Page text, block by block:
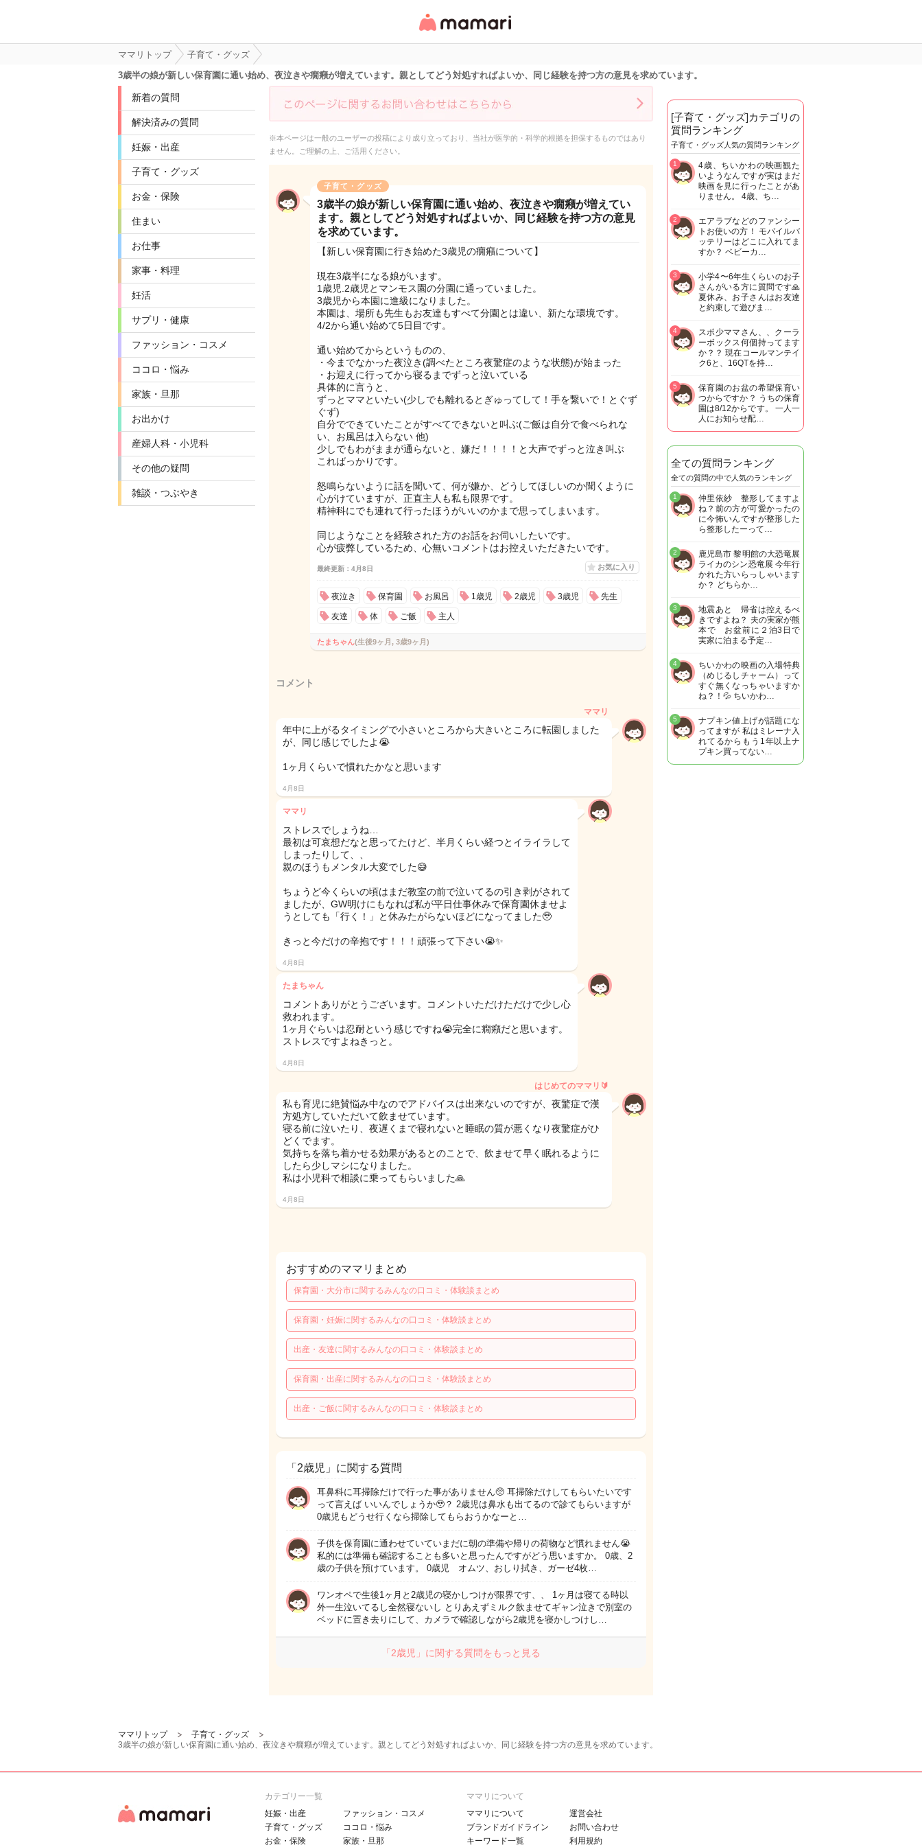
リ・情報サイト
ママリトップ
子育て・グッズ
3歳半の娘が新しい保育園に通い始め、夜泣きや癇癪が増えています。親としてどう対処すればよいか、同じ経験を持つ方の意見を求めています。
新着の質問
解決済みの質問
妊娠・出産
子育て・グッズ
お金・保険
住まい
お仕事
家事・料理
妊活
サプリ・健康
ファッション・コスメ
ココロ・悩み
家族・旦那
お出かけ
産婦人科・小児科
その他の疑問
雑談・つぶやき
※本ページは一般のユーザーの投稿により成り立っており、当社が医学的・科学的根拠を担保するものではあり
ません。ご理解の上、ご活用ください。
子育て・グッズ
3歳半の娘が新しい保育園に通い始め、夜泣きや癇癪が増えてい
ます。親としてどう対処すればよいか、同じ経験を持つ方の意見
を求めています。
【新しい保育園に行き始めた3歳児の癇癪について】
現在3歳半になる娘がいます。
1歳児.2歳児とマンモス園の分園に通っていました。
3歳児から本園に進級になりました。
本園は、場所も先生もお友達もすべて分園とは違い、新たな環境です。
4/2から通い始めて5日目です。
通い始めてからというものの、
・今までなかった夜泣き(調べたところ夜驚症のような状態)が始まった
・お迎えに行ってから寝るまでずっと泣いている
具体的に言うと、
ずっとママといたい(少しでも離れるとぎゅってして！手を繋いで！とぐず
ぐず)
自分でできていたことがすべてできないと叫ぶ(ご飯は自分で食べられな
い、お風呂は入らない 他)
少しでもわがままが通らないと、嫌だ！！！！と大声でずっと泣き叫ぶ
こればっかりです。
怒鳴らないように話を聞いて、何が嫌か、どうしてほしいのか聞くように
心がけていますが、正直主人も私も限界です。
精神科にでも連れて行ったほうがいいのかまで思ってしまいます。
同じようなことを経験された方のお話をお伺いしたいです。
心が疲弊しているため、心無いコメントはお控えいただきたいです。
最終更新：4月8日 お気に入り
夜泣き 保育園 お風呂 1歳児 2歳児 3歳児 先生
友達 体 ご飯 主人
たまちゃん(生後9ヶ月, 3歳9ヶ月)
コメント
ママリ
年中に上がるタイミングで小さいところから大きいところに転園しました
が、同じ感じでしたよ😭
1ヶ月くらいで慣れたかなと思います
4月8日
ママリ
ストレスでしょうね…
最初は可哀想だなと思ってたけど、半月くらい経つとイライラして
しまったりして、、
親のほうもメンタル大変でした😅
ちょうど今くらいの頃はまだ教室の前で泣いてるの引き剥がされて
ましたが、GW明けにもなれば私が平日仕事休みで保育園休ませよ
うとしても「行く！」と休みたがらないほどになってました🥹
きっと今だけの辛抱です！！！頑張って下さい😭✨
4月8日
たまちゃん
コメントありがとうございます。コメントいただけただけで少し心
救われます。
1ヶ月ぐらいは忍耐という感じですね😭完全に癇癪だと思います。
ストレスですよねきっと。
4月8日
はじめてのママリ🔰
私も育児に絶賛悩み中なのでアドバイスは出来ないのですが、夜驚症で漢
方処方していただいて飲ませています。
寝る前に泣いたり、夜遅くまで寝れないと睡眠の質が悪くなり夜驚症がひ
どくでます。
気持ちを落ち着かせる効果があるとのことで、飲ませて早く眠れるように
したら少しマシになりました。
私は小児科で相談に乗ってもらいました🙏
4月8日
おすすめのママリまとめ
保育園・大分市に関するみんなの口コミ・体験談まとめ
保育園・妊娠に関するみんなの口コミ・体験談まとめ
出産・友達に関するみんなの口コミ・体験談まとめ
保育園・出産に関するみんなの口コミ・体験談まとめ
出産・ご飯に関するみんなの口コミ・体験談まとめ
「2歳児」に関する質問
耳鼻科に耳掃除だけで行った事がありません🥺 耳掃除だけしてもらいたいです
って言えば いいんでしょうか🥹？ 2歳児は鼻水も出てるので診てもらいますが
0歳児もどうせ行くなら掃除してもらおうかなーと…
子供を保育園に通わせていていまだに朝の準備や帰りの荷物など慣れません😭
私的には準備も確認することも多いと思ったんですがどう思いますか。 0歳、2
歳の子供を預けています。 0歳児 オムツ、おしり拭き、ガーゼ4枚…
ワンオペで生後1ヶ月と2歳児の寝かしつけが限界です、、 1ヶ月は寝てる時以
外一生泣いてるし全然寝ないし とりあえずミルク飲ませてギャン泣きで別室の
ベッドに置き去りにして、カメラで確認しながら2歳児を寝かしつけし…
「2歳児」に関する質問をもっと見る
[子育て・グッズ]カテゴリの
質問ランキング
子育て・グッズ人気の質問ランキング
4歳、ちいかわの映画観た
いようなんですが実はまだ
映画を見に行ったことがあ
りません。 4歳、ち…
1
エアラブなどのファンシー
トお使いの方！ モバイルバ
ッテリーはどこに入れてま
すか？ ベビーカ…
2
小学4〜6年生くらいのお子
さんがいる方に質問です🙏
夏休み、お子さんはお友達
と約束して遊びま…
3
スポ少ママさん、、クーラ
ーボックス何個持ってます
か？？ 現在コールマンテイ
ク6と、16QTを持…
4
保育園のお盆の希望保育い
つからですか？ うちの保育
園は8/12からです。 一人一
人にお知らせ配…
5
全ての質問ランキング
全ての質問の中で人気のランキング
仲里依紗 整形してますよ
ね？前の方が可愛かったの
に今怖いんですが整形した
ら整形したーって…
1
鹿児島市 黎明館の大恐竜展
ライカのシン恐竜展 今年行
かれた方いらっしゃいます
か？ どちらか…
2
地震あと 帰省は控えるべ
きですよね？ 夫の実家が熊
本で お盆前に２泊3日で
実家に泊まる予定…
3
ちいかわの映画の入場特典
（めじるしチャーム）って
すぐ無くなっちゃいますか
ね？！💦 ちいかわ…
4
ナプキン値上げが話題にな
ってますが 私はミレーナ入
れてるからもう1年以上ナ
プキン買ってない…
5
ママリトップ
子育て・グッズ
3歳半の娘が新しい保育園に通い始め、夜泣きや癇癪が増えています。親としてどう対処すればよいか、同じ経験を持つ方の意見を求めています。
カテゴリー一覧
妊娠・出産
子育て・グッズ
お金・保険
ファッション・コスメ
ココロ・悩み
家族・旦那
ママリについて
ママリについて
ブランドガイドライン
キーワード一覧
運営会社
お問い合わせ
利用規約